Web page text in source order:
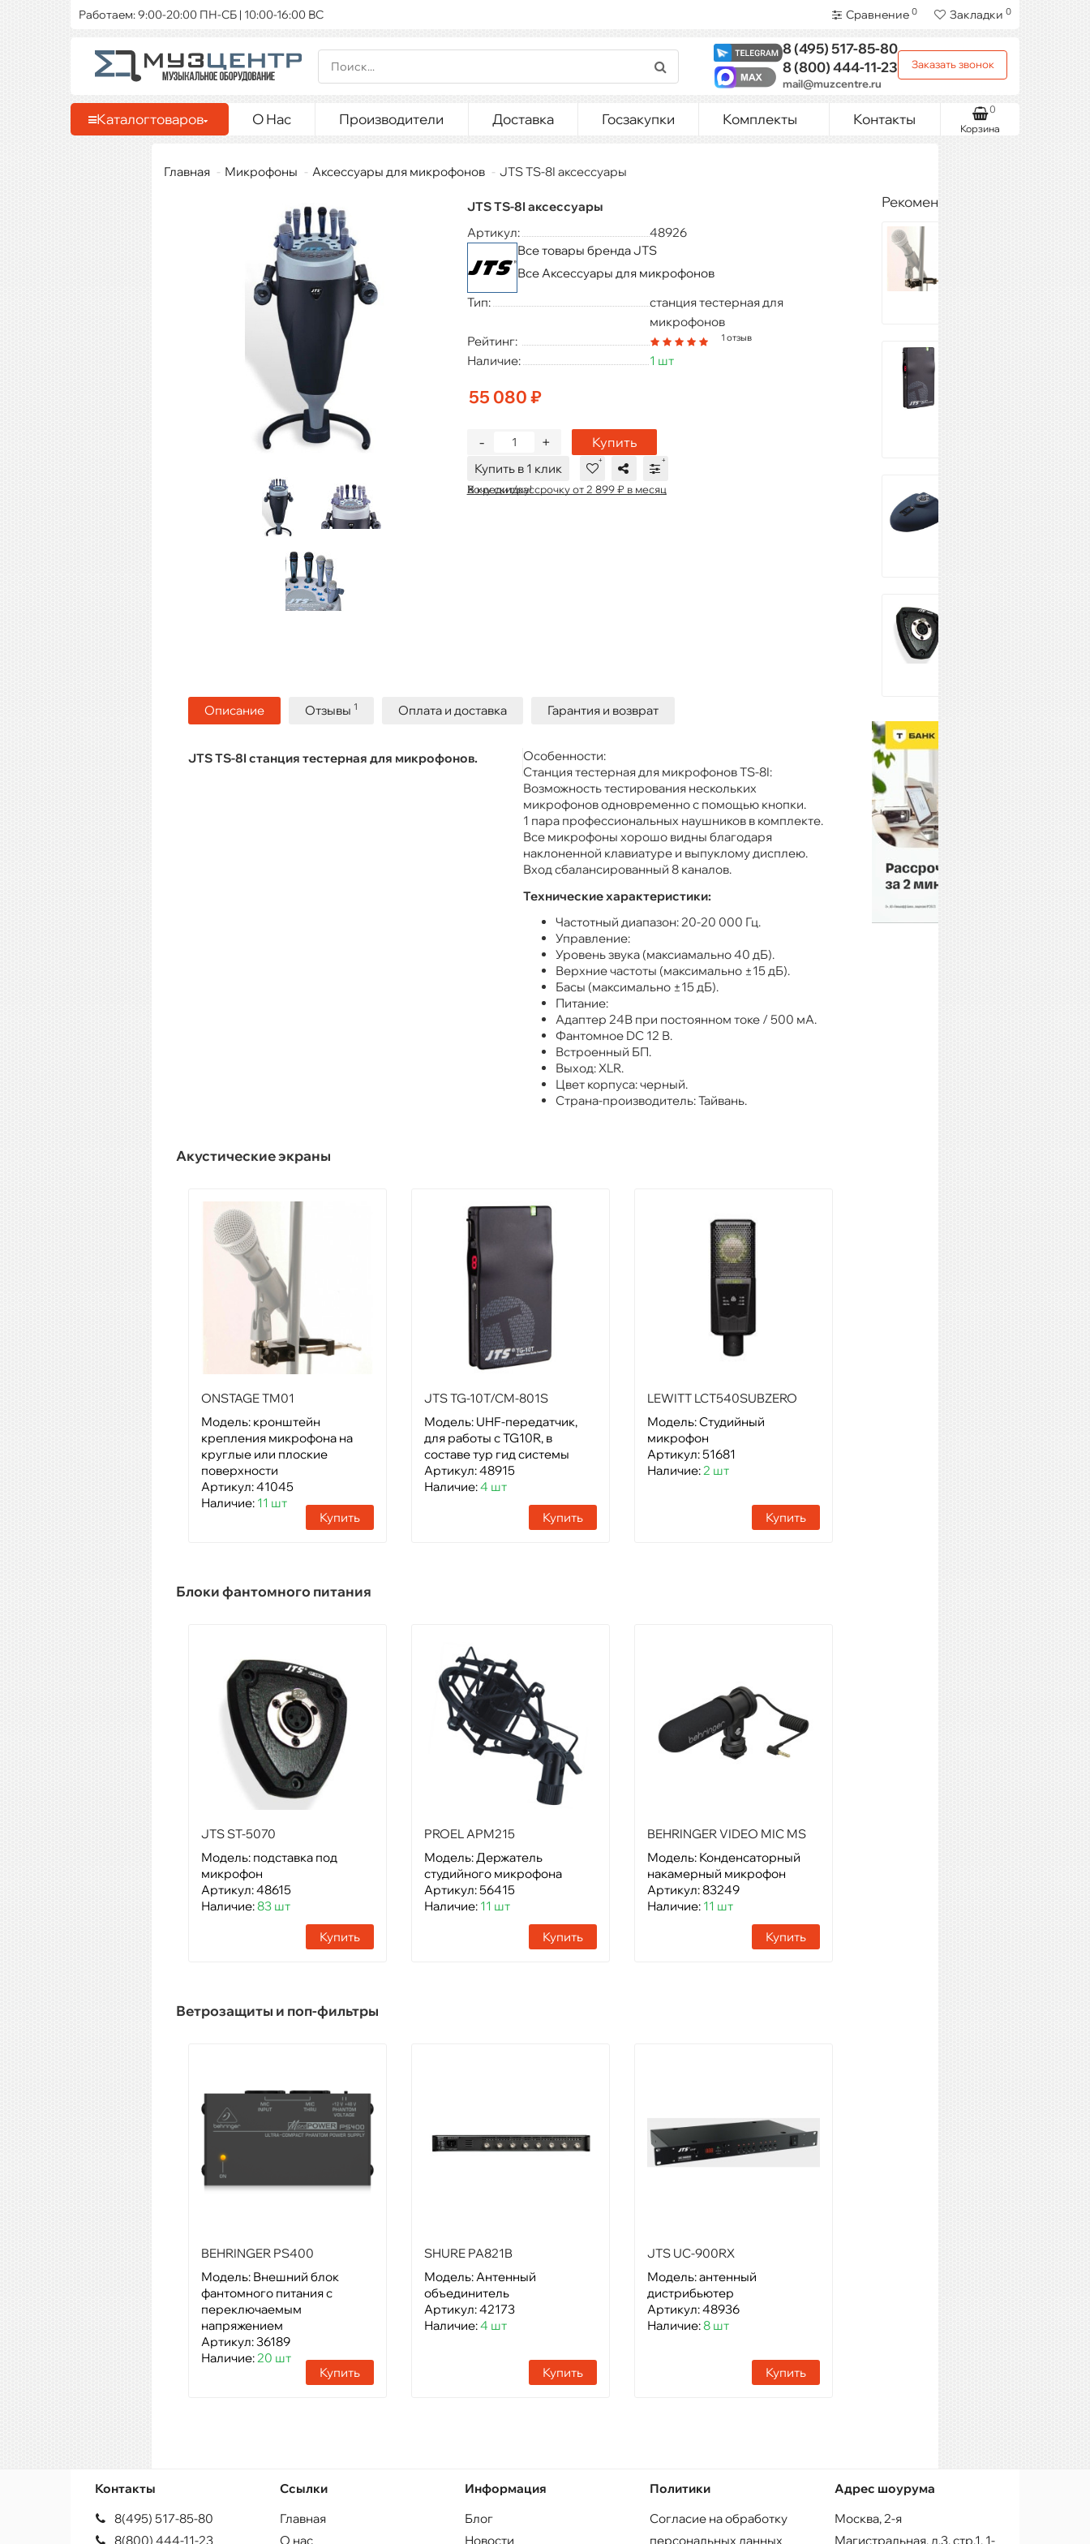
Работаем: 9:00-20:00 ПН-СБ | 10:00-16:00 ВС Сравнение 0 Закладки 0
8 (495)517-85-80
8 (800)444-11-23
mail@muzcentre.ru
Заказать звонок
Каталогтоваров О Нас Производители Доставка Госзакупки Комплекты Контакты
Корзина
0
Главная Микрофоны Аксессуары для микрофонов JTS TS-8I аксессуары
JTS TS-8I аксессуары
Артикул:
48926
Все товары бренда JTS
Все Аксессуары для микрофонов
Тип:
станция тестерная для
микрофонов
Рейтинг:
1 отзыв
Наличие: 1 шт
55 080 ₽
+
- Купить
Купить в 1 клик
В кредит/рассрочку от 2 899 ₽ в месяц
Хочу скидку!
Описание Отзывы 1 Оплата и доставка Гарантия и возврат
JTS TS-8I станция тестерная для микрофонов.
Особенности:
Станция тестерная для микрофонов TS-8I:
Возможность тестирования нескольких
микрофонов одновременно с помощью кнопки.
1 пара профессиональных наушников в комплекте.
Все микрофоны хорошо видны благодаря
наклоненной клавиатуре и выпуклому дисплею.
Вход сбалансированный 8 каналов.
Технические характеристики:
Частотный диапазон: 20-20 000 Гц.
Управление:
Уровень звука (максиамально 40 дБ).
Верхние частоты (максимально ±15 дБ).
Басы (максимально ±15 дБ).
Питание:
Адаптер 24В при постоянном токе / 500 мА.
Фантомное DC 12 В.
Встроенный БП.
Выход: XLR.
Цвет корпуса: черный.
Страна-производитель: Тайвань.
Акустические экраны
ONSTAGE TM01
Модель: кронштейн
крепления микрофона на
круглые или плоские
поверхности
Артикул: 41045
Наличие: 11 шт
Купить
JTS TG-10T/CM-801S
Модель: UHF-передатчик,
для работы с TG10R, в
составе тур гид системы
Артикул: 48915
Наличие:4 шт
Купить
LEWITT LCT540SUBZERO
Модель: Студийный
микрофон
Артикул: 51681
Наличие:2 шт
Купить
Блоки фантомного питания
JTS ST-5070
Модель: подставка под
микрофон
Артикул: 48615
Наличие:83 шт
Купить
PROEL APM215
Модель: Держатель
студийного микрофона
Артикул: 56415
Наличие: 11 шт
Купить
BEHRINGER VIDEO MIC MS
Модель: Конденсаторный
накамерный микрофон
Артикул: 83249
Наличие: 11 шт
Купить
Ветрозащиты и поп-фильтры
BEHRINGER PS400
Модель: Внешний блок
фантомного питания с
переключаемым
напряжением
Артикул: 36189
Наличие:20 шт
Купить
SHURE PA821B
Модель: Антенный
объединитель
Артикул: 42173
Наличие:4 шт
Купить
JTS UC-900RX
Модель: антенный
дистрибьютер
Артикул: 48936
Наличие:8 шт
Купить
Рекомендуемые товары
Контакты
8(495) 517-85-80
8(800) 444-11-23
Ссылки
Главная
О нас
Информация
Блог
Новости
Политики
Согласие на обработку
персональных данных
Адрес шоурума
Москва, 2-я
Магистральная, д.3, стр.1, 1-